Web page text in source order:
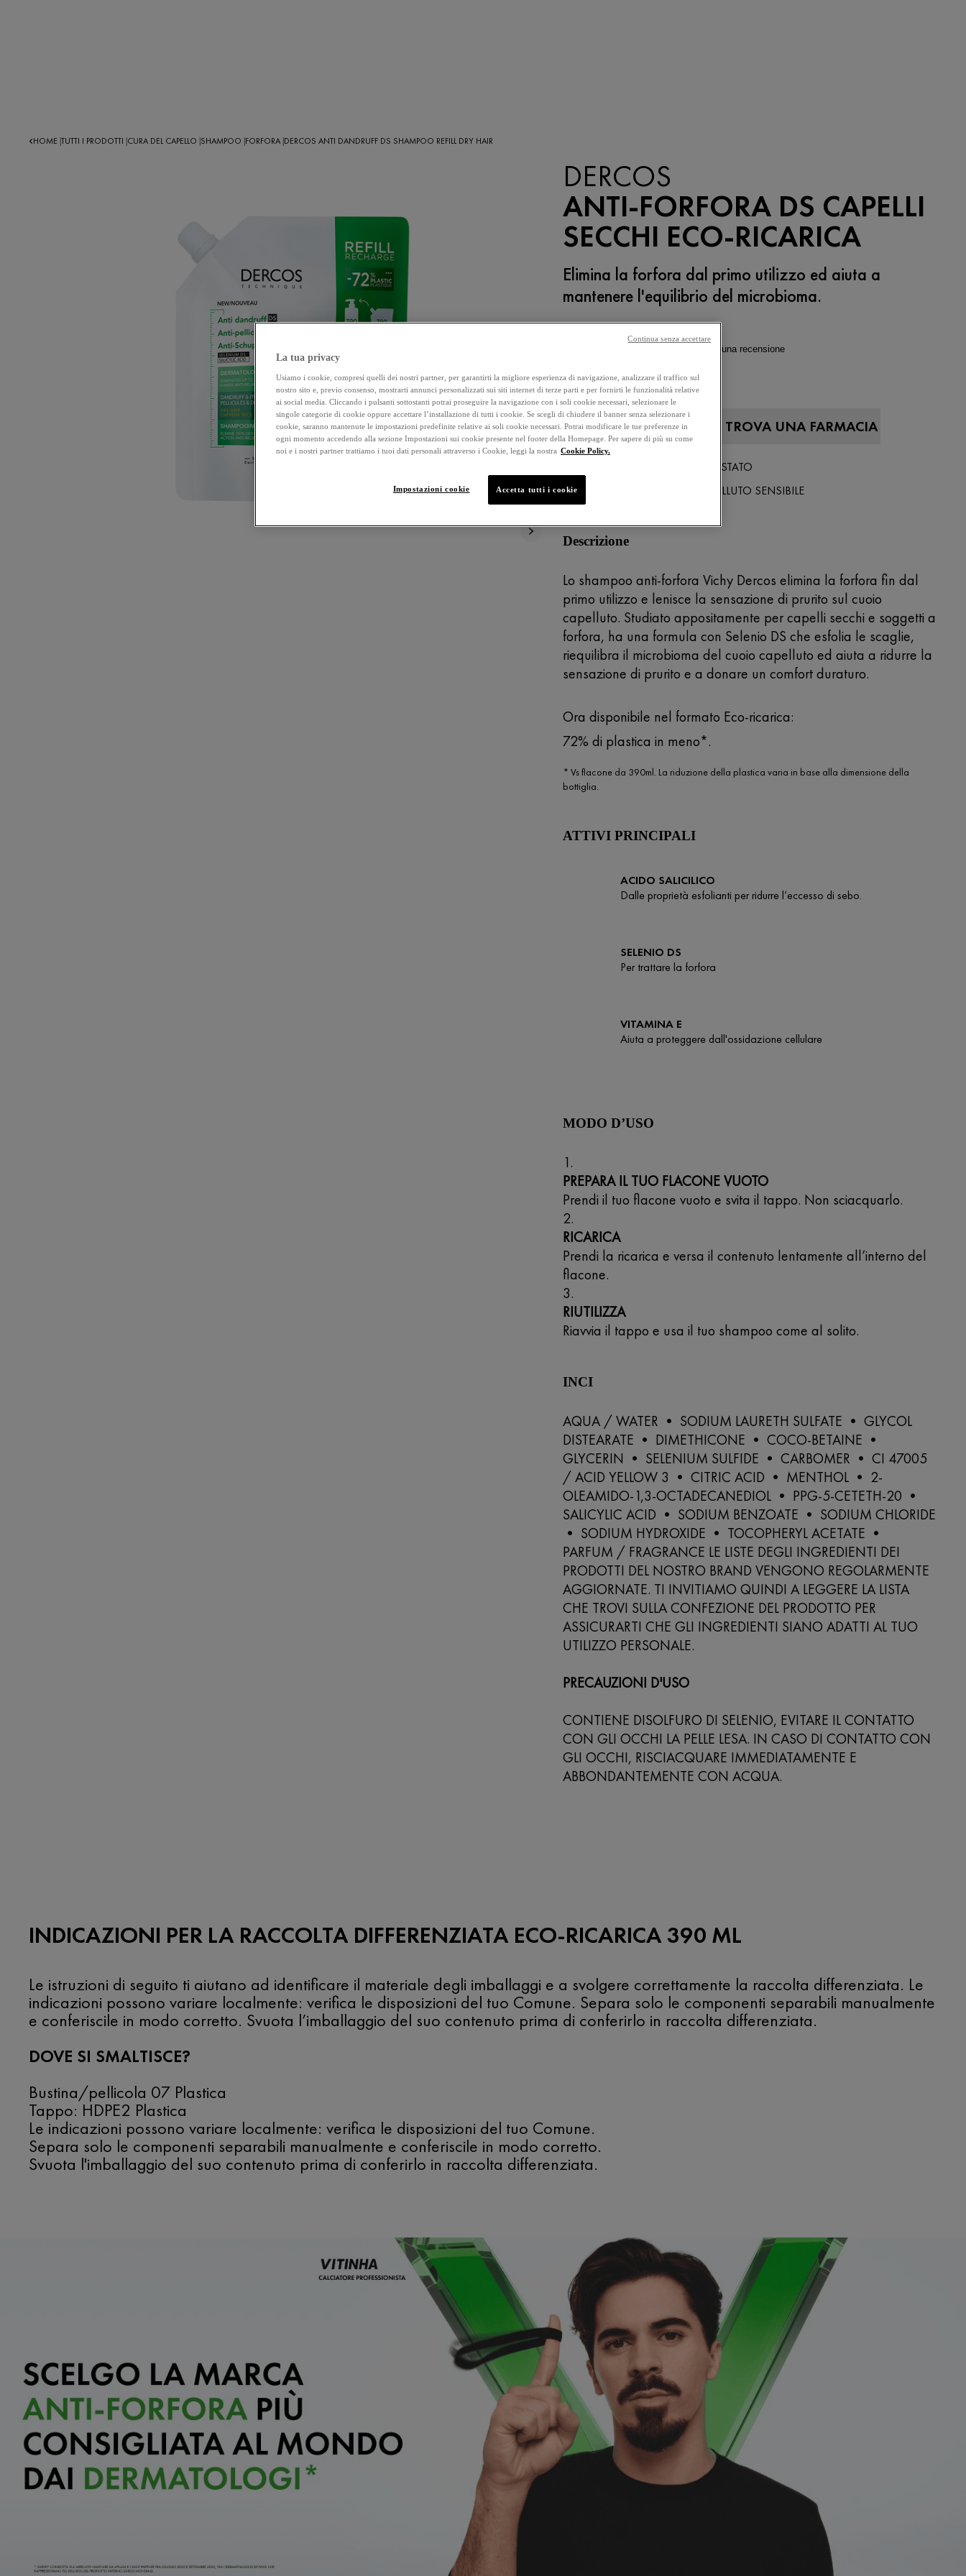
HOME TUTTI I PRODOTTI CURA DEL CAPELLO SHAMPOO FORFORA DERCOS ANTI DANDRUFF DS SHAMPOO REFILL DRY HAIR
DERCOS
ANTI-FORFORA DS CAPELLI
SECCHI ECO-RICARICA
Elimina la forfora dal primo utilizzo ed aiuta a
mantenere l'equilibrio del microbioma.
su
5
,
valore
di
valutazione
medio.
Read
Reviews.
Stesso
link
pagina.
Scrivi una recensione
Selected size 500 ml
ACQUISTA ONLINE TROVA UNA FARMACIA
DERMATOLOGICAMENTE TESTATO
ADATTO PER IL CUOIO CAPELLUTO SENSIBILE
Descrizione
Lo shampoo anti-forfora Vichy Dercos elimina la forfora fin dal
primo utilizzo e lenisce la sensazione di prurito sul cuoio
capelluto. Studiato appositamente per capelli secchi e soggetti a
forfora, ha una formula con Selenio DS che esfolia le scaglie,
riequilibra il microbioma del cuoio capelluto ed aiuta a ridurre la
sensazione di prurito e a donare un comfort duraturo.
Ora disponibile nel formato Eco-ricarica:
72% di plastica in meno*.
* Vs flacone da 390ml. La riduzione della plastica varia in base alla dimensione della
bottiglia.
ATTIVI PRINCIPALI
ACIDO SALICILICO
Dalle proprietà esfolianti per ridurre l’eccesso di sebo.
SELENIO DS
Per trattare la forfora
VITAMINA E
Aiuta a proteggere dall'ossidazione cellulare
MODO D’USO
PREPARA IL TUO FLACONE VUOTO
Prendi il tuo flacone vuoto e svita il tappo. Non sciacquarlo.
RICARICA
Prendi la ricarica e versa il contenuto lentamente all’interno del
flacone.
RIUTILIZZA
Riavvia il tappo e usa il tuo shampoo come al solito.
INCI
AQUA / WATER • SODIUM LAURETH SULFATE • GLYCOL
DISTEARATE • DIMETHICONE • COCO-BETAINE •
GLYCERIN • SELENIUM SULFIDE • CARBOMER • CI 47005
/ ACID YELLOW 3 • CITRIC ACID • MENTHOL • 2-
OLEAMIDO-1,3-OCTADECANEDIOL • PPG-5-CETETH-20 •
SALICYLIC ACID • SODIUM BENZOATE • SODIUM CHLORIDE
• SODIUM HYDROXIDE • TOCOPHERYL ACETATE •
PARFUM / FRAGRANCE LE LISTE DEGLI INGREDIENTI DEI
PRODOTTI DEL NOSTRO BRAND VENGONO REGOLARMENTE
AGGIORNATE. TI INVITIAMO QUINDI A LEGGERE LA LISTA
CHE TROVI SULLA CONFEZIONE DEL PRODOTTO PER
ASSICURARTI CHE GLI INGREDIENTI SIANO ADATTI AL TUO
UTILIZZO PERSONALE.
PRECAUZIONI D'USO
CONTIENE DISOLFURO DI SELENIO, EVITARE IL CONTATTO
CON GLI OCCHI LA PELLE LESA. IN CASO DI CONTATTO CON
GLI OCCHI, RISCIACQUARE IMMEDIATAMENTE E
ABBONDANTEMENTE CON ACQUA.
INDICAZIONI PER LA RACCOLTA DIFFERENZIATA ECO-RICARICA 390 ML
Le istruzioni di seguito ti aiutano ad identificare il materiale degli imballaggi e a svolgere correttamente la raccolta differenziata. Le
indicazioni possono variare localmente: verifica le disposizioni del tuo Comune. Separa solo le componenti separabili manualmente
e conferiscile in modo corretto. Svuota l’imballaggio del suo contenuto prima di conferirlo in raccolta differenziata.
DOVE SI SMALTISCE?
Bustina/pellicola 07 Plastica
Tappo: HDPE2 Plastica
Le indicazioni possono variare localmente: verifica le disposizioni del tuo Comune.
Separa solo le componenti separabili manualmente e conferiscile in modo corretto.
Svuota l'imballaggio del suo contenuto prima di conferirlo in raccolta differenziata.
La tua privacy
Usiamo i cookie, compresi quelli dei nostri partner, per garantirti la migliore esperienza di navigazione, analizzare il traffico sul
nostro sito e, previo consenso, mostrarti annunci personalizzati sui siti internet di terze parti e per fornirti le funzionalità relative
ai social media. Cliccando i pulsanti sottostanti potrai proseguire la navigazione con i soli cookie necessari, selezionare le
singole categorie di cookie oppure accettare l’installazione di tutti i cookie. Se scegli di chiudere il banner senza selezionare i
cookie, saranno mantenute le impostazioni predefinite relative ai soli cookie necessari. Potrai modificare le tue preferenze in
ogni momento accedendo alla sezione Impostazioni sui cookie presente nel footer della Homepage. Per sapere di più su come
noi e i nostri partner trattiamo i tuoi dati personali attraverso i Cookie, leggi la nostra Cookie Policy.
Impostazioni cookie Accetta tutti i cookie
Continua senza accettare